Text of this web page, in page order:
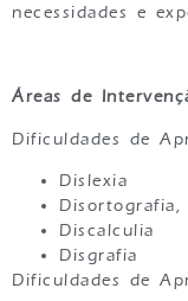
necessidades e
Áreas de
Dificuldades de
Dislexia
Disortografia,
Discalculia
Disgrafia
Dificuldades de